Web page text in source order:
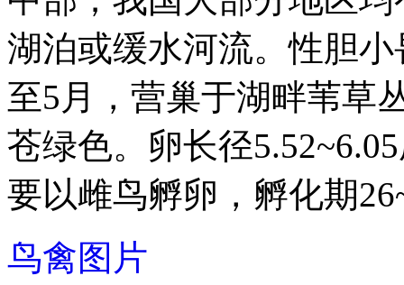
湖泊或缓水河流。性胆
至5月，营巢于湖畔苇草
苍绿色。卵长径
要以雌鸟孵卵，孵化期
鸟禽图片